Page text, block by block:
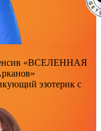
«ВСЕЛЕННАЯ
эзотерик с